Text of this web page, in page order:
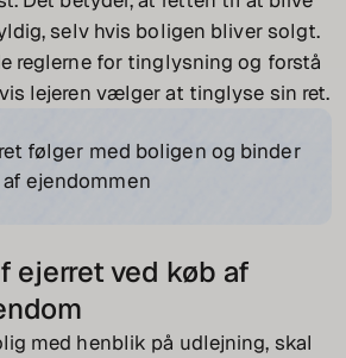
selv hvis boligen bliver solgt.
reglerne for tinglysning og forstå
lejeren vælger at tinglyse sin ret.
følger med boligen og binder
ejendommen
ejerret ved køb af
med henblik på udlejning, skal